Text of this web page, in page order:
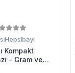
Hepsibayi
Kompakt
– Gram ve